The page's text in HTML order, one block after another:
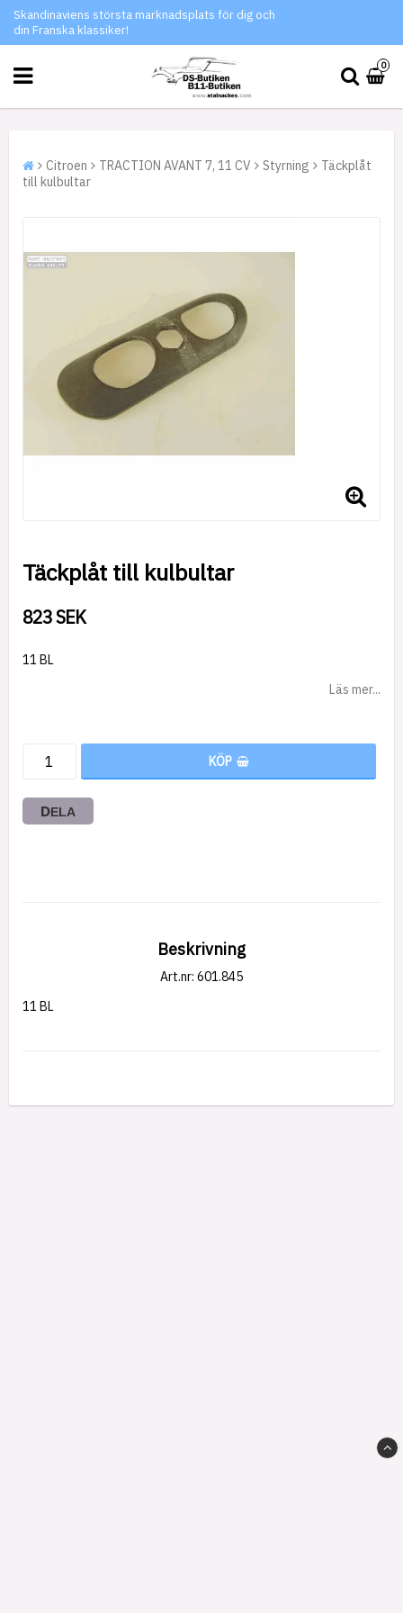
Skandinaviens största marknadsplats för dig och
din Franska klassiker!
0
Citroen TRACTION AVANT 7, 11 CV Styrning
Täckplåt
till kulbultar
Täckplåt till kulbultar
823 SEK
11 BL
Läs mer...
KÖP
DELA
Beskrivning
Art.nr: 601.845
11 BL